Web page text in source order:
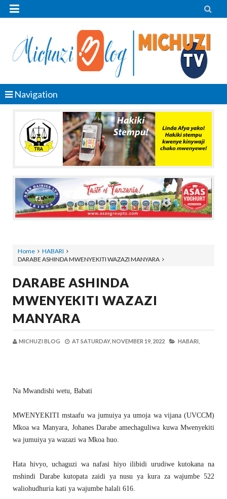
 
Navigation
Home
HABARI
DARABE ASHINDA MWENYEKITI WAZAZI MANYARA
DARABE ASHINDA
MWENYEKITI WAZAZI
MANYARA
MICHUZI BLOG AT SATURDAY, NOVEMBER 19, 2022 HABARI,
Na Mwandishi wetu, Babati
MWENYEKITI mstaafu wa jumuiya ya umoja wa vijana (UVCCM)
Mkoa wa Manyara, Johanes Darabe amechaguliwa kuwa Mwenyekiti
wa jumuiya ya wazazi wa Mkoa huo.
Hata hivyo, uchaguzi wa nafasi hiyo ilibidi urudiwe kutokana na
mshindi Darabe kutopata zaidi ya nusu ya kura za wajumbe 522
waliohudhuria kati ya wajumbe halali 616.